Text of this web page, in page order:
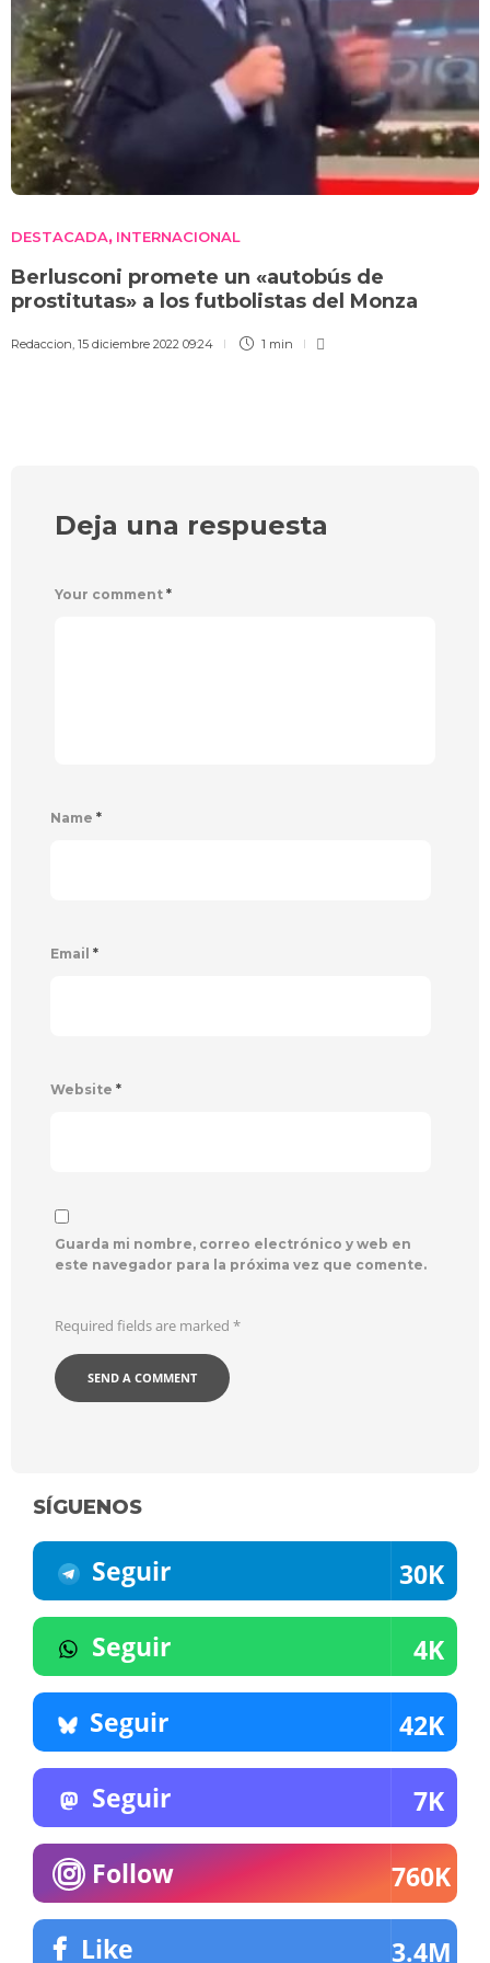
DESTACADA, INTERNACIONAL
Berlusconi promete un «autobús de
prostitutas» a los futbolistas del Monza
Redaccion, 15 diciembre 2022 09:24 1 min
Deja una respuesta
Your comment *
Name *
Email *
Website *
Guarda mi nombre, correo electrónico y web en
este navegador para la próxima vez que comente.
Required fields are marked *
SÍGUENOS
Seguir 30K
Seguir 4K
Seguir 42K
Seguir 7K
Follow 760K
Like 3.4M